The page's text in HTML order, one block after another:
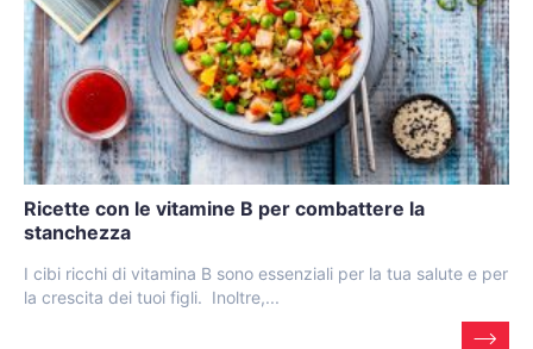
Ricette con le vitamine B per combattere la
stanchezza
I cibi ricchi di vitamina B sono essenziali per la tua salute e per
la crescita dei tuoi figli. Inoltre,...